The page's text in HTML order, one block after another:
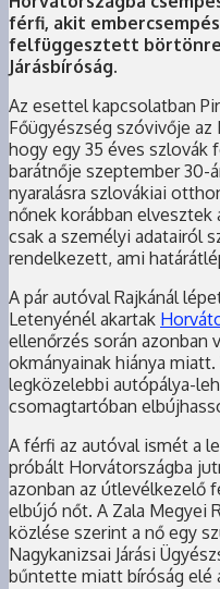
férfi, akit
felfüggesztett
Járásbíróság.
Az esettel kapcsolatban
Főügyészség szóvivője
hogy egy 35 éves szlovák
barátnője szeptember 30-
nyaralásra szlovákiai
nőnek korábban elvesztek
csak a személyi adatairól
rendelkezett, ami
A pár autóval Rajkánál
Letenyénél akartak
ellenőrzés során azonban
okmányainak hiánya
legközelebbi autópálya-
csomagtartóban
A férfi az autóval ismét a
próbált Horvátországba
azonban az útlevélkezelő
elbújó nőt. A Zala Megyei
közlése szerint a nő egy
Nagykanizsai Járási
bűntette miatt bíróság elé